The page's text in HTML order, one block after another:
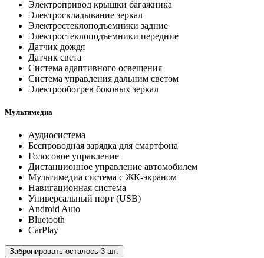
Электропривод крышки багажника
Электроскладывание зеркал
Электростеклоподъемники задние
Электростеклоподъемники передние
Датчик дождя
Датчик света
Система адаптивного освещения
Система управления дальним светом
Электрообогрев боковых зеркал
Мультимедиа
Аудиосистема
Беспроводная зарядка для смартфона
Голосовое управление
Дистанционное управление автомобилем
Мультимедиа система с ЖК-экраном
Навигационная система
Универсальный порт (USB)
Android Auto
Bluetooth
CarPlay
Забронировать осталось 3 шт.